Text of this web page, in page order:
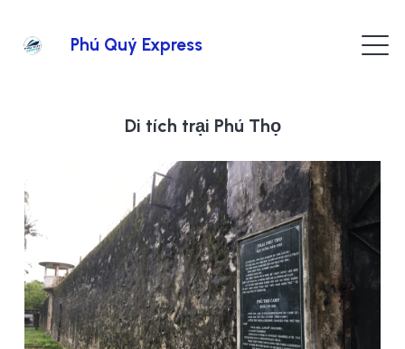
Phú Quý Express
Di tích trại Phú Thọ